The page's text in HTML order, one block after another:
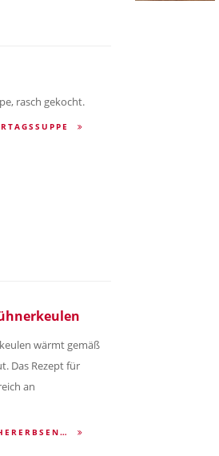
rasch gekocht.
wärmt gemäß
Das Rezept für
an